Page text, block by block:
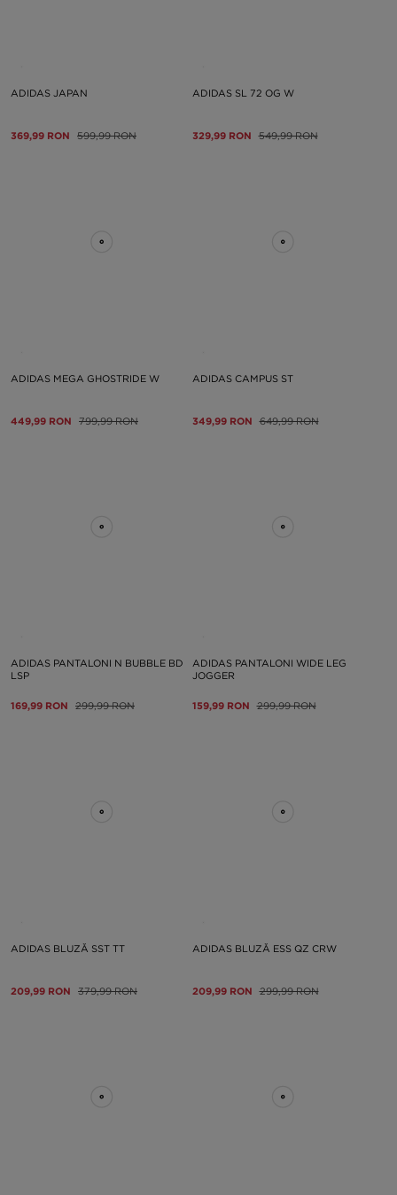
ADIDAS JAPAN
369,99 RON 599,99 RON
ADIDAS SL 72 OG W
329,99 RON 549,99 RON
ADIDAS MEGA GHOSTRIDE W
449,99 RON 799,99 RON
ADIDAS CAMPUS ST
349,99 RON 649,99 RON
ADIDAS PANTALONI N BUBBLE BD
LSP
169,99 RON 299,99 RON
ADIDAS PANTALONI WIDE LEG
JOGGER
159,99 RON 299,99 RON
ADIDAS BLUZĂ SST TT
209,99 RON 379,99 RON
ADIDAS BLUZĂ ESS QZ CRW
209,99 RON 299,99 RON